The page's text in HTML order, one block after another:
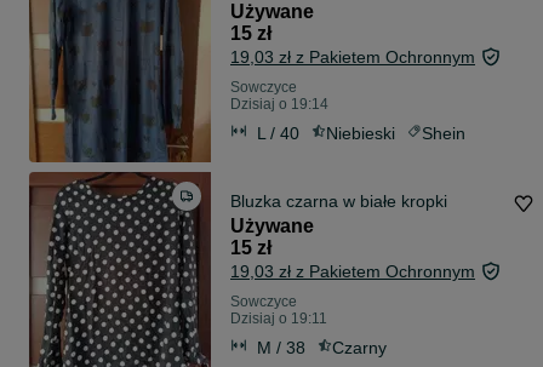
Używane
15 zł
19,03 zł z Pakietem Ochronnym
Sowczyce
Dzisiaj o 19:14
L / 40 Niebieski Shein
Bluzka czarna w białe kropki
Używane
15 zł
19,03 zł z Pakietem Ochronnym
Sowczyce
Dzisiaj o 19:11
M / 38 Czarny